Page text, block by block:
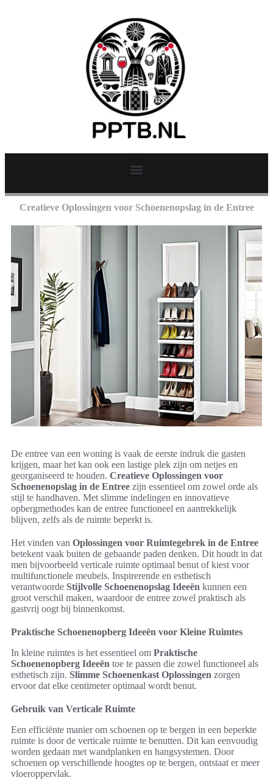
Creatieve Oplossingen voor Schoenenopslag in de Entree
De entree van een woning is vaak de eerste indruk die gasten
krijgen, maar het kan ook een lastige plek zijn om netjes en
georganiseerd te houden. Creatieve Oplossingen voor
Schoenenopslag in de Entree zijn essentieel om zowel orde als
stijl te handhaven. Met slimme indelingen en innovatieve
opbergmethodes kan de entree functioneel en aantrekkelijk
blijven, zelfs als de ruimte beperkt is.
Het vinden van Oplossingen voor Ruimtegebrek in de Entree
betekent vaak buiten de gebaande paden denken. Dit houdt in dat
men bijvoorbeeld verticale ruimte optimaal benut of kiest voor
multifunctionele meubels. Inspirerende en esthetisch
verantwoorde Stijlvolle Schoenenopslag Ideeën kunnen een
groot verschil maken, waardoor de entree zowel praktisch als
gastvrij oogt bij binnenkomst.
Praktische Schoenenopberg Ideeën voor Kleine Ruimtes
In kleine ruimtes is het essentieel om Praktische
Schoenenopberg Ideeën toe te passen die zowel functioneel als
esthetisch zijn. Slimme Schoenenkast Oplossingen zorgen
ervoor dat elke centimeter optimaal wordt benut.
Gebruik van Verticale Ruimte
Een efficiënte manier om schoenen op te bergen in een beperkte
ruimte is door de verticale ruimte te benutten. Dit kan eenvoudig
worden gedaan met wandplanken en hangsystemen. Door
schoenen op verschillende hoogtes op te bergen, ontstaat er meer
vloeroppervlak.